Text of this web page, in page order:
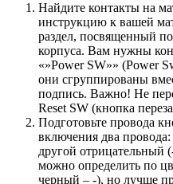
Найдите контакты на
инструкцию к вашей
раздел, посвященный
корпуса. Вам нужны
«»Power SW»» (Power
они сгруппированы
подпись. Важно! Не
Reset SW (кнопка
Подготовьте провода
включения два
другой отрицательный
можно определить по
черный – -), но лучше